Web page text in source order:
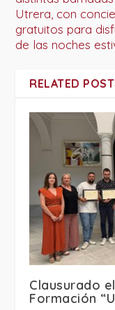
Utrera, con
gratuitos para
de las noches
RELATED
Clausurado
Formación